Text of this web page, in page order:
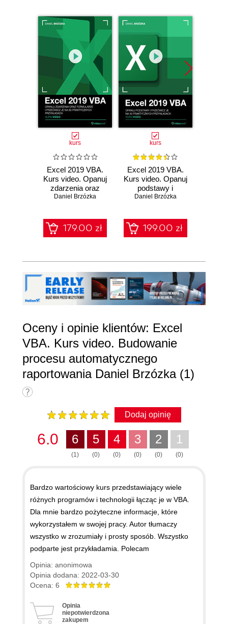
kurs
Excel 2019 VBA.
Kurs video. Opanuj
zdarzenia oraz
formularze i
przykładach
Daniel Brzózka
179.00 zł
kurs
Excel 2019 VBA.
Kurs video. Opanuj
podstawy i
przećwicz je na 50
Daniel Brzózka
199.00 zł
Oceny i opinie klientów: Excel
VBA. Kurs video. Budowanie
procesu automatycznego
raportowania Daniel Brzózka (1)
Dodaj opinię
6.0 6
(1)
5
(0)
4
(0)
3
(0)
2
(0)
1
(0)
Bardzo wartościowy kurs przedstawiający wiele
różnych programów i technologii łącząc je w VBA.
Dla mnie bardzo pożyteczne informacje, które
wykorzystałem w swojej pracy. Autor tłumaczy
wszystko w zrozumiały i prosty sposób. Wszystko
podparte jest przykładamia. Polecam
Opinia: anonimowa
Opinia dodana: 2022-03-30
Ocena: 6
Opinia
niepotwierdzona
zakupem